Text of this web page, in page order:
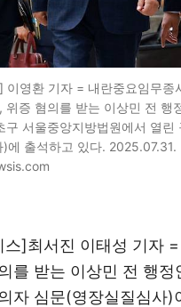
이영환 기자 = 내란중요임무종
위증 혐의를 받는 이상민 전 행
구 서울중앙지방법원에서 열린
)에 출석하고 있다. 2025.07.31.
]최서진 이태성 기자
를 받는 이상민 전 행정
자 심문(영장실질심사)